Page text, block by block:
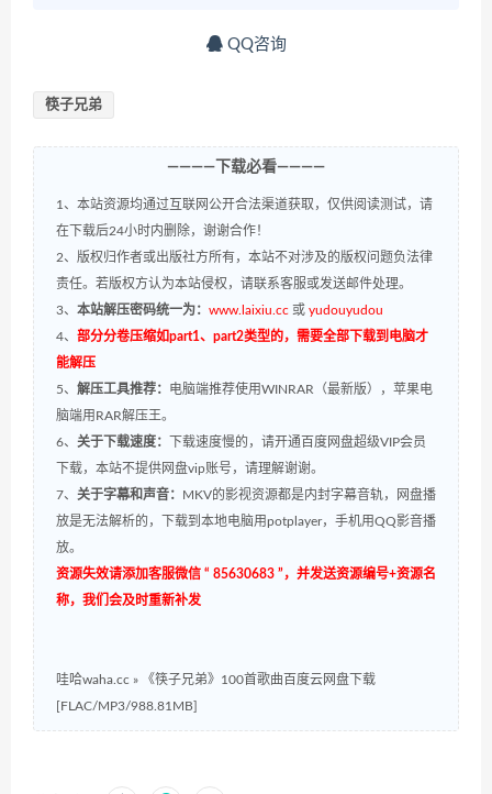
QQ咨询
筷子兄弟
————下载必看————
1、本站资源均通过互联网公开合法渠道获取，仅供阅读测试，请
在下载后24小时内删除，谢谢合作！
2、版权归作者或出版社方所有，本站不对涉及的版权问题负法律
责任。若版权方认为本站侵权，请联系客服或发送邮件处理。
3、 本站解压密码统一为： www.laixiu.cc 或 yudouyudou
4、 部分分卷压缩如part1、part2类型的，需要全部下载到电脑才
能解压
5、 解压工具推荐： 电脑端推荐使用WINRAR（最新版），苹果电
脑端用RAR解压王。
6、 关于下载速度：
下载速度慢的，请开通百度网盘超级VIP会员
下载，本站不提供网盘vip账号，请理解谢谢。
7、 关于字幕和声音：
MKV的影视资源都是内封字幕音轨，网盘播
放是无法解析的，下载到本地电脑用potplayer，手机用QQ影音播
放。
资源失效请添加客服微信 “ 85630683 ”，并发送资源编号+资源名
称，我们会及时重新补发
哇哈waha.cc »
《筷子兄弟》100首歌曲百度云网盘下载
[FLAC/MP3/988.81MB]